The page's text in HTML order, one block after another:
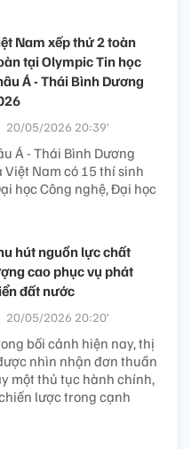
Nam xếp thứ 2 toàn
tại Olympic Tin học
Á - Thái Bình Dương
20/05/2026 20:39’
Á - Thái Bình Dương
Nam có 15 thí sinh
học Công nghệ, Đại học
hút nguồn lực chất
cao phục vụ phát
đất nước
20/05/2026 20:20’
bối cảnh hiện nay, thị
nhìn nhận đơn thuần
một thủ tục hành chính,
lược trong cạnh